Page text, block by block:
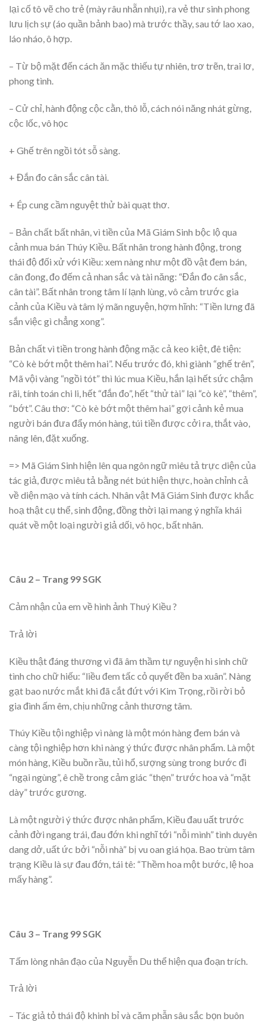
lại cố tô vẽ cho trẻ (mày râu nhẵn nhụi), ra vẻ thư sinh phong
lưu lịch sự (áo quần bảnh bao) mà trước thầy, sau tớ lao xao,
láo nháo, ô hợp.
– Từ bộ mặt đến cách ăn mặc thiếu tự nhiên, trơ trẽn, trai lơ,
phong tình.
– Cử chỉ, hành động cộc cằn, thô lỗ, cách nói năng nhát gừng,
cộc lốc, vô học
+ Ghế trên ngồi tót sỗ sàng.
+ Đắn đo cân sắc cân tài.
+ Ép cung cầm nguyệt thử bài quạt thơ.
– Bản chất bất nhân, vì tiền của Mã Giám Sinh bộc lộ qua
cảnh mua bán Thúy Kiều. Bất nhân trong hành động, trong
thái độ đối xử với Kiều: xem nàng như một đồ vật đem bán,
cân đong, đo đếm cả nhan sắc và tài năng: “Đắn đo cân sắc,
cân tài”. Bất nhân trong tâm lí lạnh lùng, vô cảm trước gia
cảnh của Kiều và tâm lý mãn nguyện, hợm hĩnh: “Tiền lưng đã
sắn việc gì chẳng xong”.
Bản chất vì tiền trong hành động mặc cả keo kiệt, đê tiện:
“Cò kè bớt một thêm hai”. Nếu trước đó, khi giành “ghế trên”,
Mã vội vàng “ngồi tót” thì lúc mua Kiều, hắn lại hết sức chậm
rãi, tính toán chi li, hết “đắn đo”, hết “thử tài” lại “cò kè”, “thêm”,
“bớt”. Câu thơ: “Cò kè bớt một thêm hai” gợi cảnh kẻ mua
người bán đưa đẩy món hàng, túi tiền được cởi ra, thắt vào,
nâng lên, đặt xuống.
=> Mã Giám Sinh hiện lên qua ngôn ngữ miêu tả trực diện của
tác giả, được miêu tả bằng nét bút hiện thực, hoàn chỉnh cả
về diện mạo và tính cách. Nhân vật Mã Giám Sinh được khắc
hoạ thật cụ thể, sinh động, đồng thời lại mang ý nghĩa khái
quát về một loại người giả dối, vô học, bất nhân.
Câu 2 – Trang 99 SGK
Cảm nhận của em về hình ảnh Thuý Kiều ?
Trả lời
Kiều thật đáng thương vì đã âm thầm tự nguyện hi sinh chữ
tình cho chữ hiếu: “liều đem tấc cỏ quyết đền ba xuân”. Nàng
gạt bao nước mắt khi đã cắt đứt với Kim Trọng, rồi rời bỏ
gia đình ấm êm, chịu những cảnh thương tâm.
Thúy Kiều tội nghiệp vì nàng là một món hàng đem bán và
càng tội nghiệp hơn khi nàng ý thức được nhân phẩm. Là một
món hàng, Kiều buồn rầu, tủi hổ, sượng sùng trong bước đi
“ngại ngùng”, ê chề trong cảm giác “thẹn” trước hoa và “mặt
dày” trước gương.
Là một người ý thức được nhân phẩm, Kiều đau uất trước
cảnh đời ngang trái, đau đớn khi nghĩ tới “nỗi mình” tình duyên
dang dở, uất ức bởi “nỗi nhà” bị vu oan giá họa. Bao trùm tâm
trạng Kiều là sự đau đớn, tái tê: “Thềm hoa một bước, lệ hoa
mấy hàng”.
Câu 3 – Trang 99 SGK
Tấm lòng nhân đạo của Nguyễn Du thể hiện qua đoạn trích.
Trả lời
– Tác giả tỏ thái độ khinh bỉ và căm phẫn sâu sắc bọn buôn